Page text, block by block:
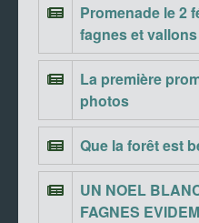
Promenade le 2
fagnes et
La première
photos
Que la forêt est
UN NOEL
FAGNES